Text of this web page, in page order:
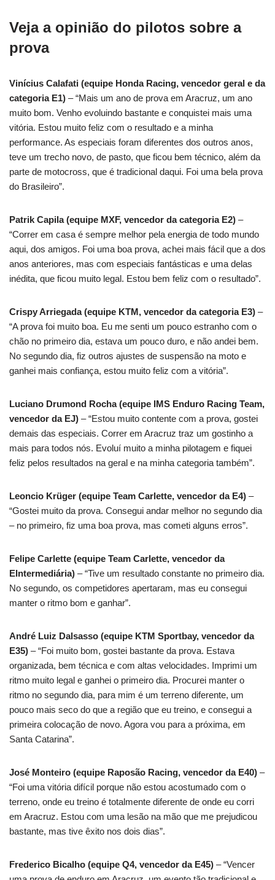
Veja a opinião do pilotos sobre a
prova
Vinícius Calafati (equipe Honda Racing, vencedor geral e da
categoria E1) – “Mais um ano de prova em Aracruz, um ano
muito bom. Venho evoluindo bastante e conquistei mais uma
vitória. Estou muito feliz com o resultado e a minha
performance. As especiais foram diferentes dos outros anos,
teve um trecho novo, de pasto, que ficou bem técnico, além da
parte de motocross, que é tradicional daqui. Foi uma bela prova
do Brasileiro”.
Patrik Capila (equipe MXF, vencedor da categoria E2) –
“Correr em casa é sempre melhor pela energia de todo mundo
aqui, dos amigos. Foi uma boa prova, achei mais fácil que a dos
anos anteriores, mas com especiais fantásticas e uma delas
inédita, que ficou muito legal. Estou bem feliz com o resultado”.
Crispy Arriegada (equipe KTM, vencedor da categoria E3) –
“A prova foi muito boa. Eu me senti um pouco estranho com o
chão no primeiro dia, estava um pouco duro, e não andei bem.
No segundo dia, fiz outros ajustes de suspensão na moto e
ganhei mais confiança, estou muito feliz com a vitória”.
Luciano Drumond Rocha (equipe IMS Enduro Racing Team,
vencedor da EJ) – “Estou muito contente com a prova, gostei
demais das especiais. Correr em Aracruz traz um gostinho a
mais para todos nós. Evoluí muito a minha pilotagem e fiquei
feliz pelos resultados na geral e na minha categoria também”.
Leoncio Krüger (equipe Team Carlette, vencedor da E4) –
“Gostei muito da prova. Consegui andar melhor no segundo dia
– no primeiro, fiz uma boa prova, mas cometi alguns erros”.
Felipe Carlette (equipe Team Carlette, vencedor da
EIntermediária) – “Tive um resultado constante no primeiro dia.
No segundo, os competidores apertaram, mas eu consegui
manter o ritmo bom e ganhar”.
André Luiz Dalsasso (equipe KTM Sportbay, vencedor da
E35) – “Foi muito bom, gostei bastante da prova. Estava
organizada, bem técnica e com altas velocidades. Imprimi um
ritmo muito legal e ganhei o primeiro dia. Procurei manter o
ritmo no segundo dia, para mim é um terreno diferente, um
pouco mais seco do que a região que eu treino, e consegui a
primeira colocação de novo. Agora vou para a próxima, em
Santa Catarina”.
José Monteiro (equipe Raposão Racing, vencedor da E40) –
“Foi uma vitória difícil porque não estou acostumado com o
terreno, onde eu treino é totalmente diferente de onde eu corri
em Aracruz. Estou com uma lesão na mão que me prejudicou
bastante, mas tive êxito nos dois dias”.
Frederico Bicalho (equipe Q4, vencedor da E45) – “Vencer